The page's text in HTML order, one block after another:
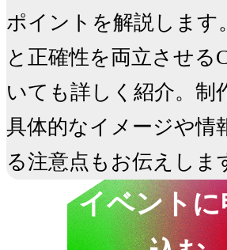
ポイントを解説します
と正確性を両立させる
いても詳しく紹介。制
具体的なイメージや情
る注意点もお伝えしま
イベントに